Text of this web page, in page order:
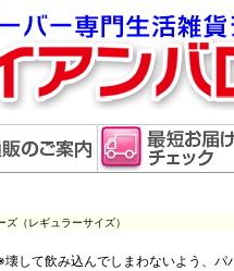
ズ（レギュラーサイズ）
壊して飲み込んでしまわないよう、パ